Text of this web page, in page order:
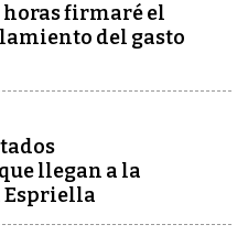
firmaré el
del gasto
llegan a la
Espriella